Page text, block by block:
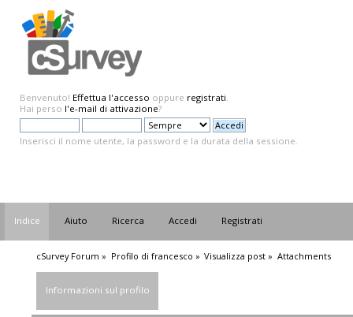
Benvenuto! Effettua l'accesso oppure registrati.
Hai perso l'e-mail di attivazione?
Inserisci il nome utente, la password e la durata della sessione.
Indice Aiuto Ricerca Accedi Registrati
cSurvey Forum » Profilo di francesco » Visualizza post » Attachments
Informazioni sul profilo